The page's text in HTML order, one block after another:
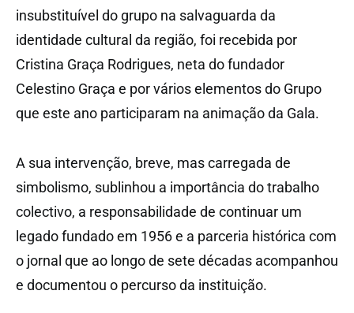
insubstituível do grupo na salvaguarda da
identidade cultural da região, foi recebida por
Cristina Graça Rodrigues, neta do fundador
Celestino Graça e por vários elementos do Grupo
que este ano participaram na animação da Gala.
A sua intervenção, breve, mas carregada de
simbolismo, sublinhou a importância do trabalho
colectivo, a responsabilidade de continuar um
legado fundado em 1956 e a parceria histórica com
o jornal que ao longo de sete décadas acompanhou
e documentou o percurso da instituição.